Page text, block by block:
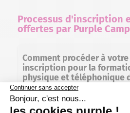
Processus d'inscription
offertes par Purple
Comment procéder à votre
inscription pour la
physique et téléphonique​
chez Purple Campus ?